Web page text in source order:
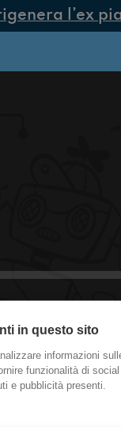
l’ex
a
per
in questo sito
informazioni
funzionalità di
e pubblicità presenti.